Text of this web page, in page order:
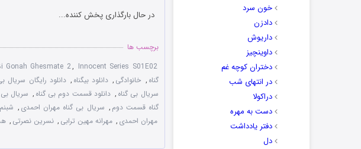
خون سرد
دادزن
داریوش
داوینچیز
دختران کوچه غم
در انتهای شب
دراکولا
دست به مهره
دفتر یادداشت
دل
در حال بارگذاری پخش کننده...
برچسب ها
Gonah Ghesmate 2, Innocent Series S01E02
گناه , خانوادگی , دانلود بیگناه , دانلود رایگان سریال
سریال بی گناه , دانلود قسمت دوم بی گناه , سریال بی
گناه قسمت دوم , سریال بی گناه مهران احمدی ,
مهران احمدی , مهرانه مهین ترابی , نسرین نصرتی ,